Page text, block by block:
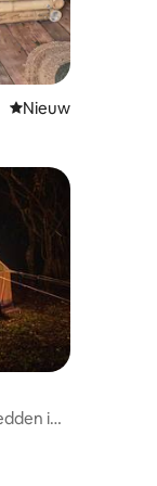
Nieuwe
Nieuw
in